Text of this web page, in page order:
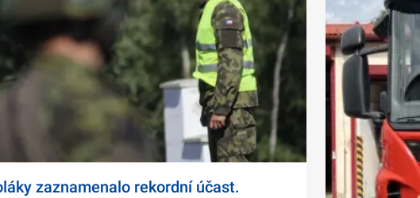
zaznamenalo rekordní účast.